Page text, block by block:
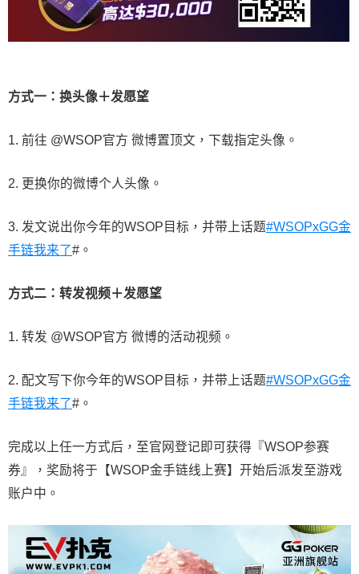
方式一：换头像＋发愿望
1. 前往 @WSOP官方 微博置顶文，下载指定头像。
2. 更换你的微博个人头像。
3. 发文说出你今年的WSOP目标，并带上话题#WSOPxGG金
手链我来了#。
方式二：转发视频＋发愿望
1. 转发 @WSOP官方 微博的活动视频。
2. 配文写下你今年的WSOP目标，并带上话题#WSOPxGG金
手链我来了#。
完成以上任一方式后，至官网登记即可获得『WSOP参赛
券』，奖励将于【WSOP金手链线上赛】开始后派发至游戏
账户中。